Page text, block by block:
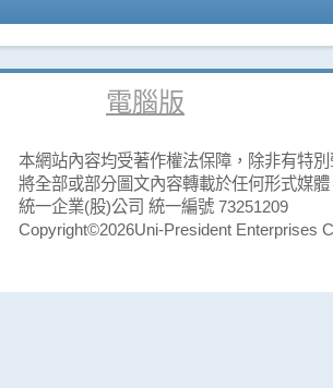
電腦版
本網站內容均受著作權法保障，除非有特
將全部或部分圖文內容轉載於任何形式媒體
統一企業(股)公司 統一編號 73251209
Copyright©2026Uni-President Enterprises